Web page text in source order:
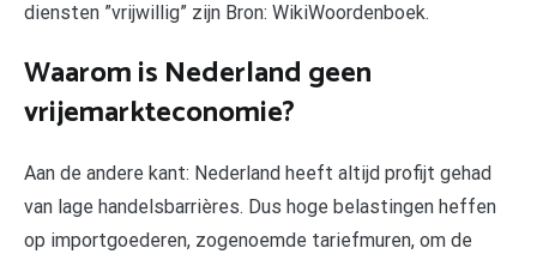
diensten ”vrijwillig” zijn Bron: WikiWoordenboek.
Waarom is Nederland geen
vrijemarkteconomie?
Aan de andere kant: Nederland heeft altijd profijt gehad
van lage handelsbarrières. Dus hoge belastingen heffen
op importgoederen, zogenoemde tariefmuren, om de